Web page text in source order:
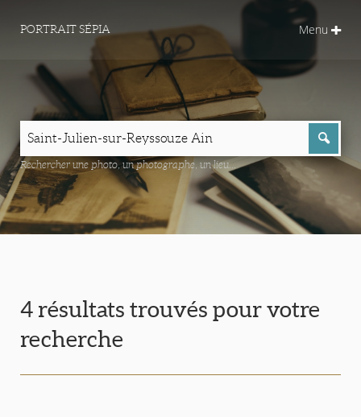
PORTRAIT SÉPIA Menu
Rechercher une photo, un photographe, un lieu...
4 résultats trouvés pour votre
recherche